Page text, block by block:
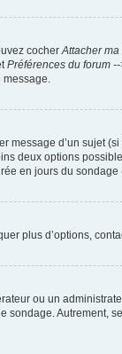
cocherAttacher
Préférences du forum
message.
message d’un sujet
deux options
en jours du
plus d’options,
ou un